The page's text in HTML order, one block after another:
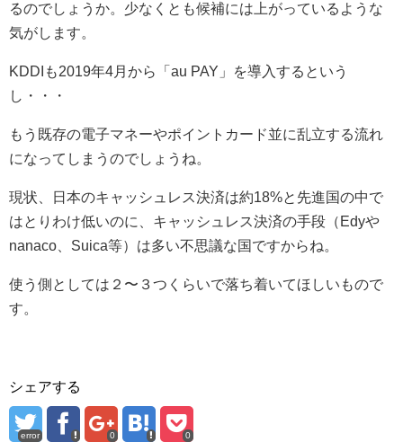
るのでしょうか。少なくとも候補には上がっているような
気がします。
KDDIも2019年4月から「au PAY」を導入するという
し・・・
もう既存の電子マネーやポイントカード並に乱立する流れ
になってしまうのでしょうね。
現状、日本のキャッシュレス決済は約18%と先進国の中で
はとりわけ低いのに、キャッシュレス決済の手段（Edyや
nanaco、Suica等）は多い不思議な国ですからね。
使う側としては２〜３つくらいで落ち着いてほしいもので
す。
シェアする
error 0 0